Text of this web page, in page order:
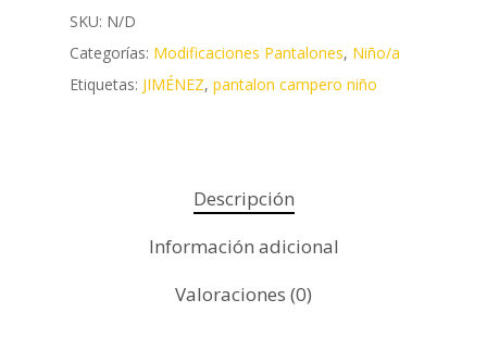
SKU: N/D
Categorías: Modificaciones Pantalones, Niño/a
Etiquetas: JIMÉNEZ, pantalon campero niño
Descripción
Información adicional
Valoraciones (0)